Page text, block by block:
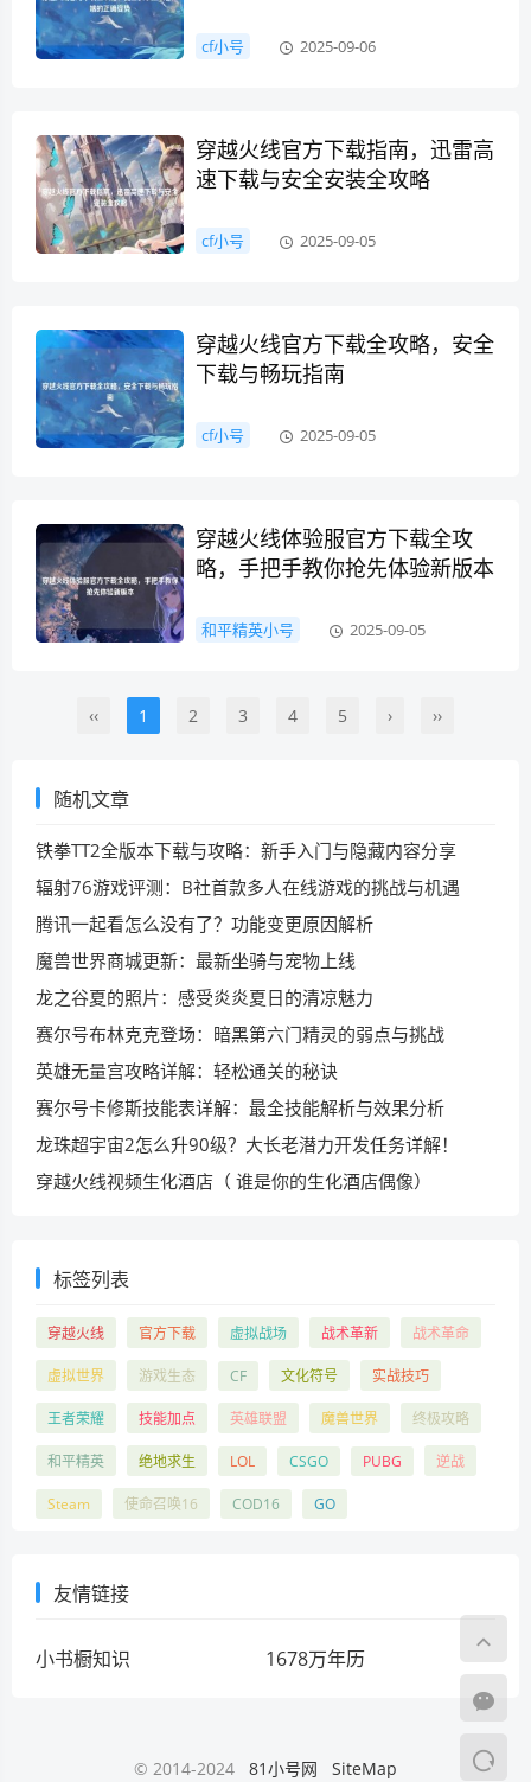
cf小号 2025-09-06
穿越火线官方下载指南，迅雷高
速下载与安全安装全攻略
cf小号 2025-09-05
穿越火线官方下载全攻略，安全
下载与畅玩指南
cf小号 2025-09-05
穿越火线体验服官方下载全攻
略，手把手教你抢先体验新版本
和平精英小号 2025-09-05
‹‹ 1 2 3 4 5 › ››
随机文章
铁拳TT2全版本下载与攻略：新手入门与隐藏内容分享
辐射76游戏评测：B社首款多人在线游戏的挑战与机遇
腾讯一起看怎么没有了？功能变更原因解析
魔兽世界商城更新：最新坐骑与宠物上线
龙之谷夏的照片：感受炎炎夏日的清凉魅力
赛尔号布林克克登场：暗黑第六门精灵的弱点与挑战
英雄无量宫攻略详解：轻松通关的秘诀
赛尔号卡修斯技能表详解：最全技能解析与效果分析
龙珠超宇宙2怎么升90级？大长老潜力开发任务详解！
穿越火线视频生化酒店（ 谁是你的生化酒店偶像）
标签列表
穿越火线 官方下载 虚拟战场 战术革新 战术革命
虚拟世界 游戏生态 CF 文化符号 实战技巧
王者荣耀 技能加点 英雄联盟 魔兽世界 终极攻略
和平精英 绝地求生 LOL CSGO PUBG 逆战
Steam 使命召唤16 COD16 GO
友情链接
小书橱知识 1678万年历
© 2014-2024 81小号网 SiteMap